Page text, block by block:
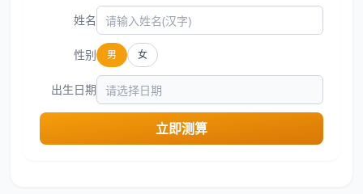
姓名
性别 男 女
出生日期
立即测算